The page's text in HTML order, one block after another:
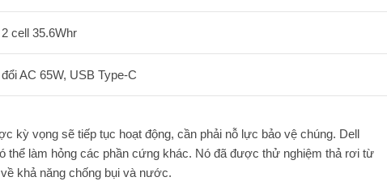
cell 35.6Whr
AC 65W, USB Type-C
kỳ vọng sẽ tiếp tục hoạt động, cần phải nỗ lực bảo vệ chúng. Dell
thể làm hỏng các phần cứng khác. Nó đã được thử nghiệm thả rơi từ
khả năng chống bụi và nước.